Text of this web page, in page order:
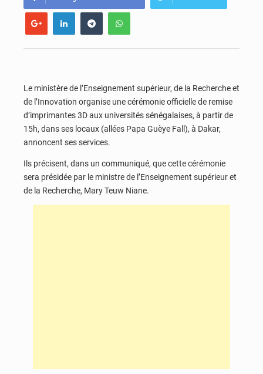
Le ministère de l’Enseignement supérieur, de la Recherche et
de l’Innovation organise une cérémonie officielle de remise
d’imprimantes 3D aux universités sénégalaises, à partir de
15h, dans ses locaux (allées Papa Guèye Fall), à Dakar,
annoncent ses services.
Ils précisent, dans un communiqué, que cette cérémonie
sera présidée par le ministre de l’Enseignement supérieur et
de la Recherche, Mary Teuw Niane.